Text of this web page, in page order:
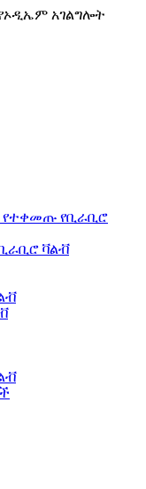
አገልግሎት
የቢራቢሮ
ቫልቭ